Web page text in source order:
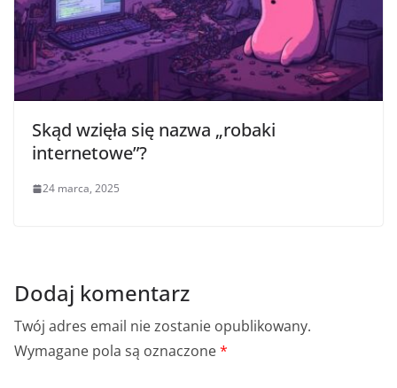
Skąd wzięła się nazwa „robaki
internetowe”?
24 marca, 2025
Dodaj komentarz
Twój adres email nie zostanie opublikowany.
Wymagane pola są oznaczone*